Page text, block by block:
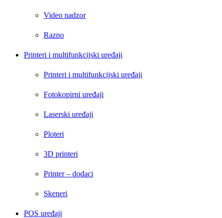
Video nadzor
Razno
Printeri i multifunkcijski uređaji
Printeri i multifunkcijski uređaji
Fotokopirni uređaji
Laserski uređaji
Ploteri
3D printeri
Printer – dodaci
Skeneri
POS uređaji